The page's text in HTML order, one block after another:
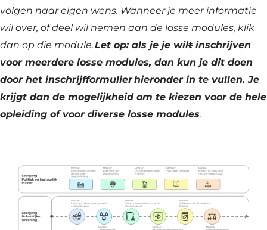
volgen naar eigen wens. Wanneer je meer informatie
wil over, of deel wil nemen aan de losse modules, klik
dan op die module.Let op: als je je wilt inschrijven
voor meerdere losse modules, dan kun je dit doen
door het inschrijfformulier hieronder in te vullen. Je
krijgt dan de mogelijkheid om te kiezen voor de hele
opleiding of voor diverse losse modules.